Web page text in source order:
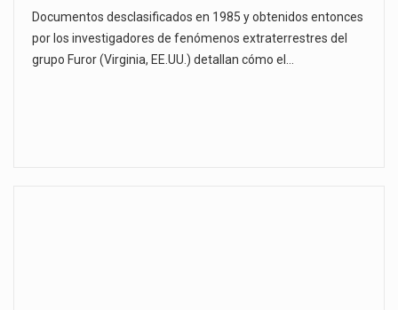
Documentos desclasificados en 1985 y obtenidos entonces
por los investigadores de fenómenos extraterrestres del
grupo Furor (Virginia, EE.UU.) detallan cómo el…